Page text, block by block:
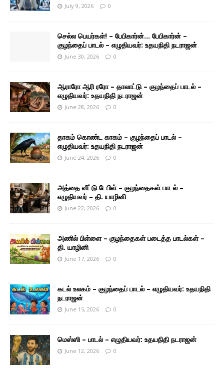
July 9, 2026 0
செல்ல பெயர்கள்! – பேபிகார்ன்… பேபிகார்ன் –
குழந்தைப் பாடல் – எழுதியவர்: உதயநிதி நடராஜன்
June 30, 2026 0
ஆராரோ ஆரி ரரோ – தாலாட்டு – குழந்தைப் பாடல் –
எழுதியவர்: உதயநிதி நடராஜன்
June 28, 2026 0
தாகம் கொண்ட காகம் – குழந்தைப் பாடல் –
எழுதியவர்: உதயநிதி நடராஜன்
June 24, 2026 0
அத்தை வீட்டு டேபிள் – குழந்தைகள் பாடல் –
எழுதியவர் – தி. யாழினி
June 22, 2026 0
அணில் பிள்ளை – குழந்தைகள் படைத்த பாடல்கள் –
தி. யாழினி
June 17, 2026 0
கடல் உலகம் – குழந்தைப் பாடல் – எழுதியவர்: உதயநிதி
நடராஜன்
June 15, 2026 0
மெஸ்ஸி – பாடல் – எழுதியவர்: உதயநிதி நடராஜன்
June 12, 2026 0